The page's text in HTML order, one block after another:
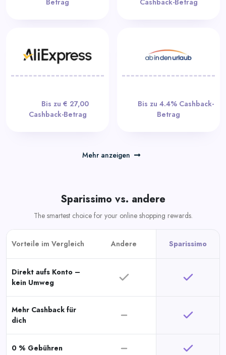
Bis zu € 27,00
Cashback-Betrag
Bis zu 4.4% Cashback-
Betrag
Mehr anzeigen
Sparissimo vs. andere
The smartest choice for your online shopping rewards.
Vorteile im Vergleich Andere Sparissimo
Direkt aufs Konto –
kein Umweg
Mehr Cashback für
dich
0 % Gebühren